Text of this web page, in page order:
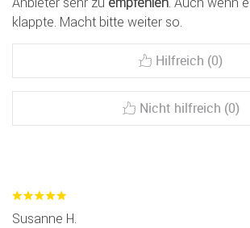
klappte. Macht bitte weiter so.
Hilfreich (0)
Nicht hilfreich (0)
Susanne H.